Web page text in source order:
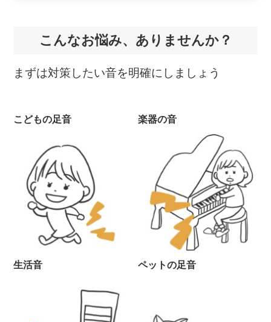
こんなお悩み、ありませんか？
まずは対策したい音を明確にしましょう
こどもの足音 楽器の音
生活音 ペットの足音